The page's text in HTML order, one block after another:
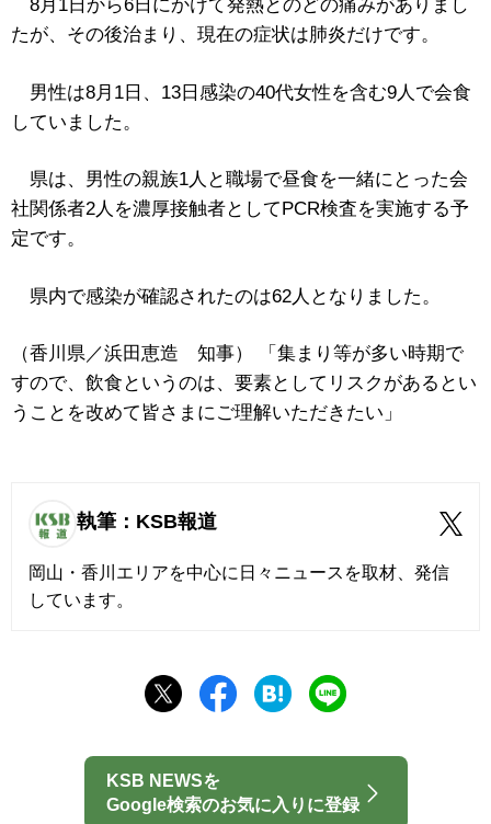
8月1日から6日にかけて発熱とのどの痛みがありまし
たが、その後治まり、現在の症状は肺炎だけです。
男性は8月1日、13日感染の40代女性を含む9人で会食
していました。
県は、男性の親族1人と職場で昼食を一緒にとった会
社関係者2人を濃厚接触者としてPCR検査を実施する予
定です。
県内で感染が確認されたのは62人となりました。
（香川県／浜田恵造 知事） 「集まり等が多い時期で
すので、飲食というのは、要素としてリスクがあるとい
うことを改めて皆さまにご理解いただきたい」
執筆：KSB報道
岡山・香川エリアを中心に日々ニュースを取材、発信
しています。
KSB NEWSを
Google検索のお気に入りに登録